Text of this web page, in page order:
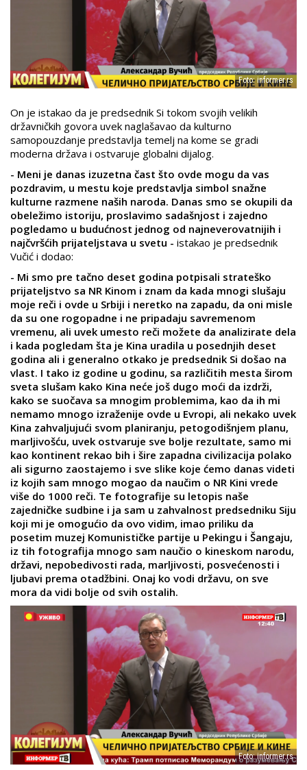
Foto: informer.rs
On je istakao da je predsednik Si tokom svojih velikih
državničkih govora uvek naglašavao da kulturno
samopouzdanje predstavlja temelj na kome se gradi
moderna država i ostvaruje globalni dijalog.
- Meni je danas izuzetna čast što ovde mogu da vas
pozdravim, u mestu koje predstavlja simbol snažne
kulturne razmene naših naroda. Danas smo se okupili da
obeležimo istoriju, proslavimo sadašnjost i zajedno
pogledamo u budućnost jednog od najneverovatnijih i
najčvršćih prijateljstava u svetu - istakao je predsednik
Vučić i dodao:
- Mi smo pre tačno deset godina potpisali strateško
prijateljstvo sa NR Kinom i znam da kada mnogi slušaju
moje reči i ovde u Srbiji i neretko na zapadu, da oni misle
da su one rogopadne i ne pripadaju savremenom
vremenu, ali uvek umesto reči možete da analizirate dela
i kada pogledam šta je Kina uradila u posednjih deset
godina ali i generalno otkako je predsednik Si došao na
vlast. I tako iz godine u godinu, sa različitih mesta širom
sveta slušam kako Kina neće još dugo moći da izdrži,
kako se suočava sa mnogim problemima, kao da ih mi
nemamo mnogo izraženije ovde u Evropi, ali nekako uvek
Kina zahvaljujući svom planiranju, petogodišnjem planu,
marljivošću, uvek ostvaruje sve bolje rezultate, samo mi
kao kontinent rekao bih i šire zapadna civilizacija polako
ali sigurno zaostajemo i sve slike koje ćemo danas videti
iz kojih sam mnogo mogao da naučim o NR Kini vrede
više do 1000 reči. Te fotografije su letopis naše
zajedničke sudbine i ja sam u zahvalnost predsedniku Siju
koji mi je omogućio da ovo vidim, imao priliku da
posetim muzej Komunističke partije u Pekingu i Šangaju,
iz tih fotografija mnogo sam naučio o kineskom narodu,
državi, nepobedivosti rada, marljivosti, posvećenosti i
ljubavi prema otadžbini. Onaj ko vodi državu, on sve
mora da vidi bolje od svih ostalih.
Foto: informer.rs